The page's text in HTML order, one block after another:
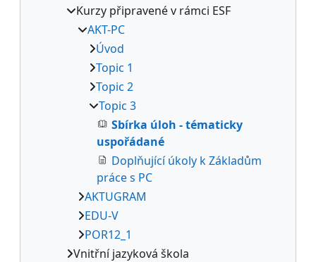
Kurzy připravené v rámci ESF
AKT-PC
Úvod
Topic 1
Topic 2
Topic 3
Sbírka úloh - tématicky
uspořádané
Doplňující úkoly k Základům
práce s PC
AKTUGRAM
EDU-V
POR12_1
Vnitřní jazyková škola